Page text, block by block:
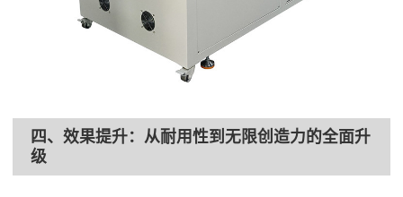
四、效果提升：从耐用性到无限创造力的全面升
级